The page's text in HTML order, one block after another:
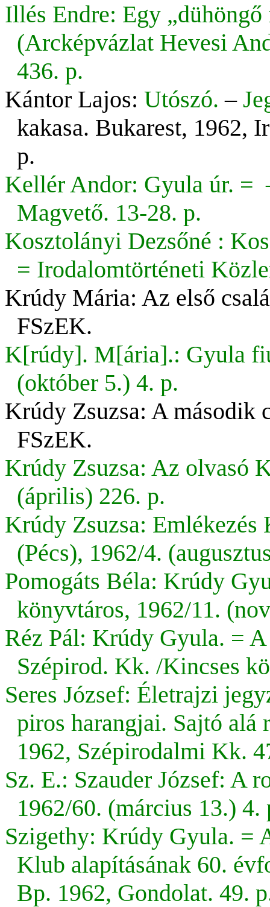
Illés Endre: Egy
(Arcképvázlat Hevesi
436. p.
Kántor Lajos: Utószó. –
kakasa. Bukarest, 1962,
p.
Kellér Andor: Gyula úr. =
Magvető. 13-28. p.
Kosztolányi Dezsőné :
= Irodalomtörténeti
Krúdy Mária: Az első
FSzEK.
K[rúdy]. M[ária].: Gyula
(október 5.) 4. p.
Krúdy Zsuzsa: A második
FSzEK.
Krúdy Zsuzsa: Az olvasó
(április) 226. p.
Krúdy Zsuzsa:
(Pécs), 1962/4.
Pomogáts Béla: Krúdy
könyvtáros, 1962/11.
Réz Pál: Krúdy Gyula. =
Szépirod. Kk. /Kincses
Seres József: Életrajzi
piros harangjai. Sajtó alá
1962, Szépirodalmi Kk.
Sz. E.: Szauder József: A
1962/60. (március 13.) 4.
Szigethy: Krúdy Gyula. =
Klub alapításának 60.
Bp. 1962, Gondolat. 49.